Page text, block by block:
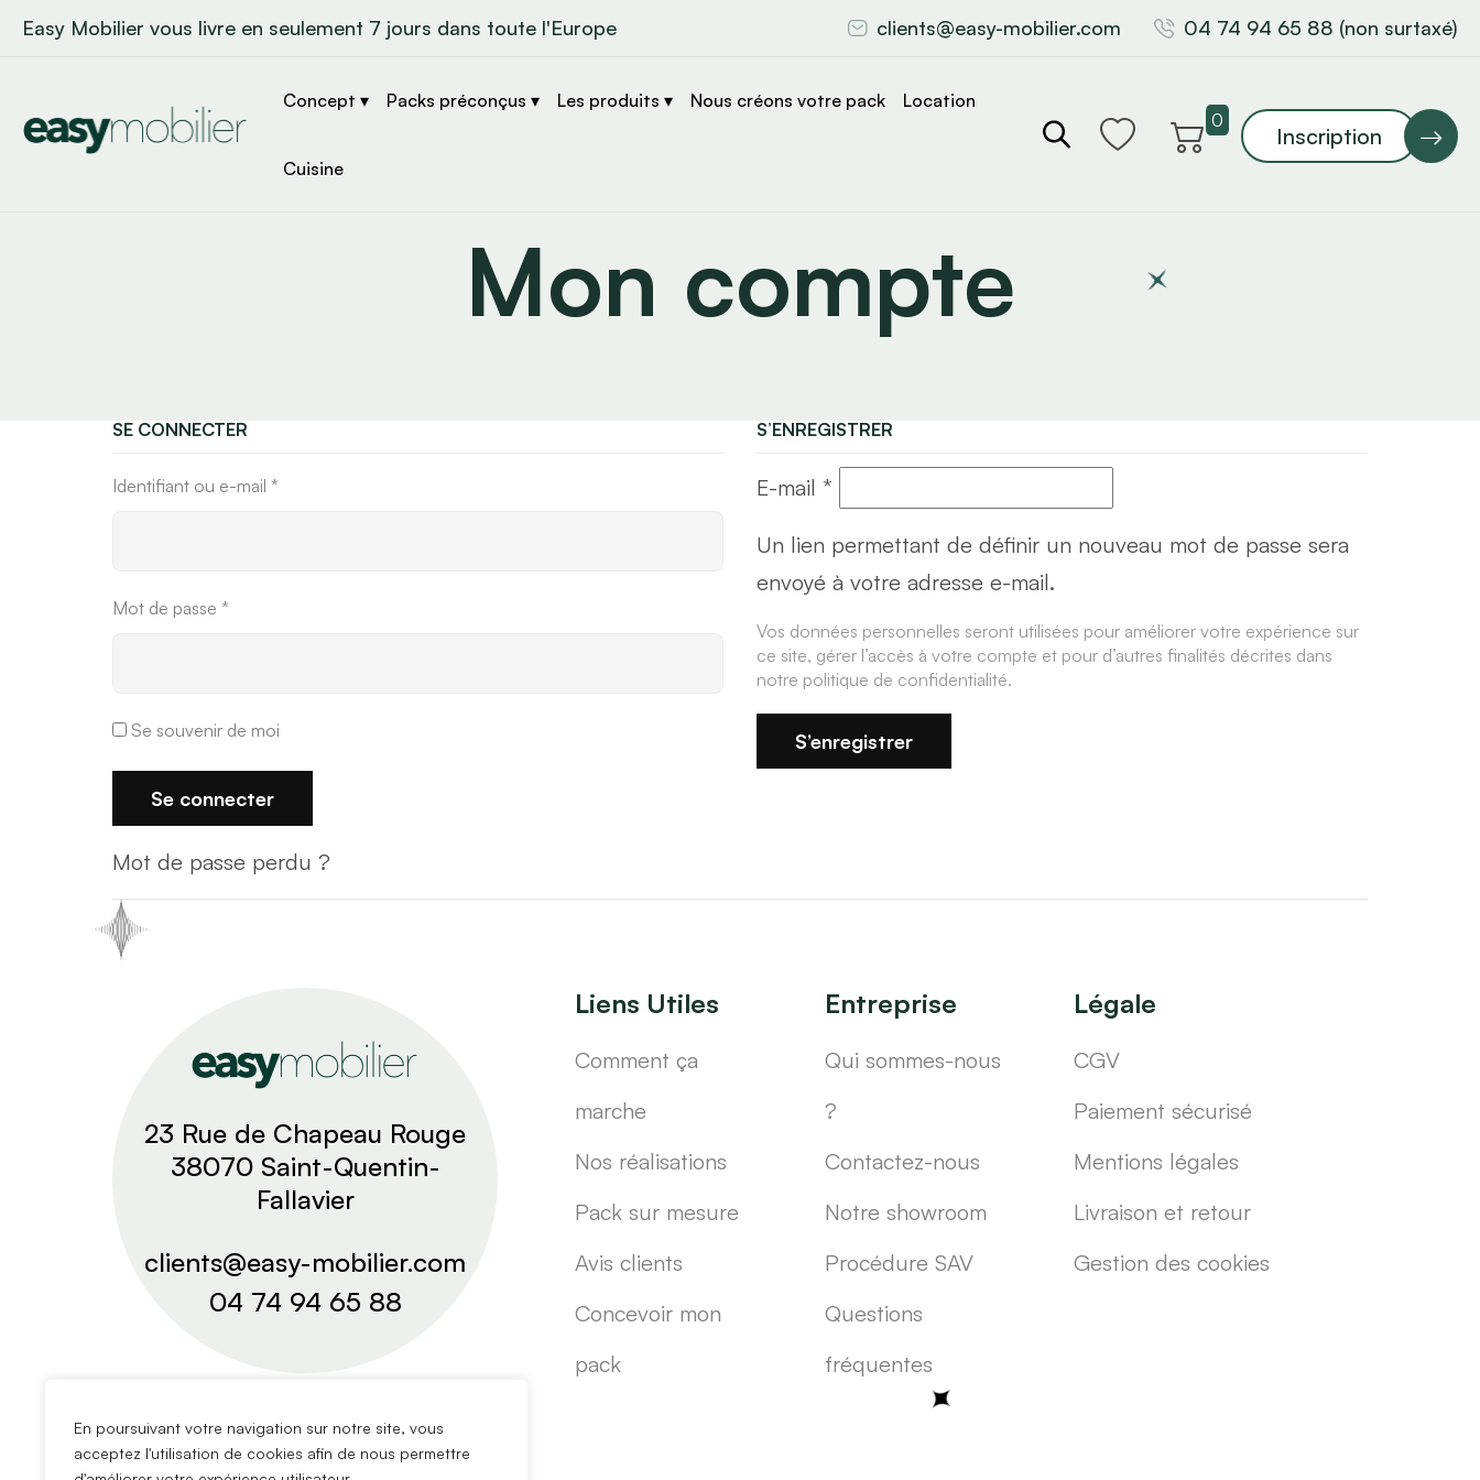
En poursuivant votre navigation sur notre site, vous
acceptez l'utilisation de cookies afin de nous permettre
Easy Mobilier vous livre en seulement 7 jours dans toute l'Europe clients@easy-mobilier.com 04 74 94 65 88 (non surtaxé)
0
Inscription
Concept ▾ Packs préconçus ▾ Les produits ▾ Nous créons votre pack Location
Cuisine
Mon compte
SE CONNECTER
Identifiant ou e-mail *
Mot de passe *
Se souvenir de moi
Se connecter
Mot de passe perdu ?
S’ENREGISTRER
E-mail *
Un lien permettant de définir un nouveau mot de passe sera
envoyé à votre adresse e-mail.
Vos données personnelles seront utilisées pour améliorer votre expérience sur
ce site, gérer l’accès à votre compte et pour d’autres finalités décrites dans
notre politique de confidentialité.
S’enregistrer
23 Rue de Chapeau Rouge
38070 Saint-Quentin-
Fallavier
clients@easy-mobilier.com
04 74 94 65 88
Liens Utiles
Comment ça
marche
Nos réalisations
Pack sur mesure
Avis clients
Concevoir mon
pack
Entreprise
Qui sommes-nous
?
Contactez-nous
Notre showroom
Procédure SAV
Questions
fréquentes
Légale
CGV
Paiement sécurisé
Mentions légales
Livraison et retour
Gestion des cookies